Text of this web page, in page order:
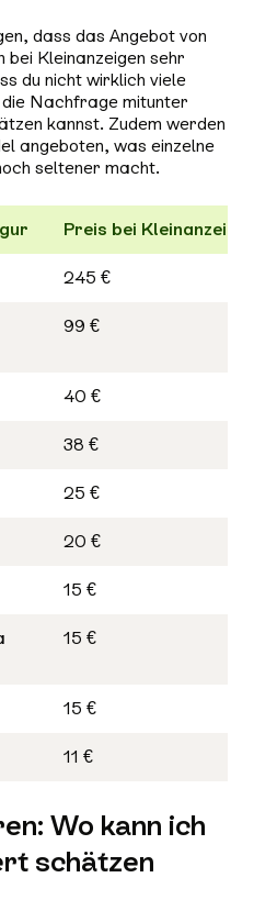
dass das Angebot von
Kleinanzeigen sehr
du nicht wirklich viele
Nachfrage mitunter
kannst. Zudem werden
angeboten, was einzelne
seltener macht.
Preis bei
245 €
99 €
40 €
38 €
25 €
20 €
15 €
15 €
15 €
11 €
Wo kann ich
schätzen